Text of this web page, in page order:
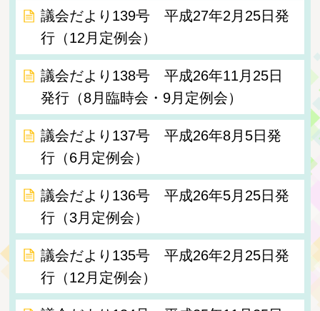
議会だより139号 平成27年2月25日発
行（12月定例会）
議会だより138号 平成26年11月25日
発行（8月臨時会・9月定例会）
議会だより137号 平成26年8月5日発
行（6月定例会）
議会だより136号 平成26年5月25日発
行（3月定例会）
議会だより135号 平成26年2月25日発
行（12月定例会）